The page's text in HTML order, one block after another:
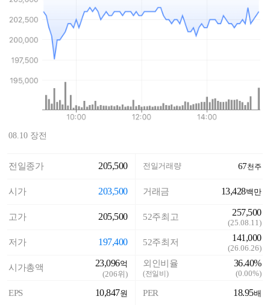
08.10 장전
전일종가 205,500
시가 203,500
고가 205,500
저가 197,400
시가총액 23,096억
(206위)
EPS 10,847원
전일거래량 67천주
거래금 13,428백만
52주최고 257,500
(25.08.11)
52주최저 141,000
(26.06.26)
외인비율
(전일비)
36.40%
(0.00%)
PER 18.95배